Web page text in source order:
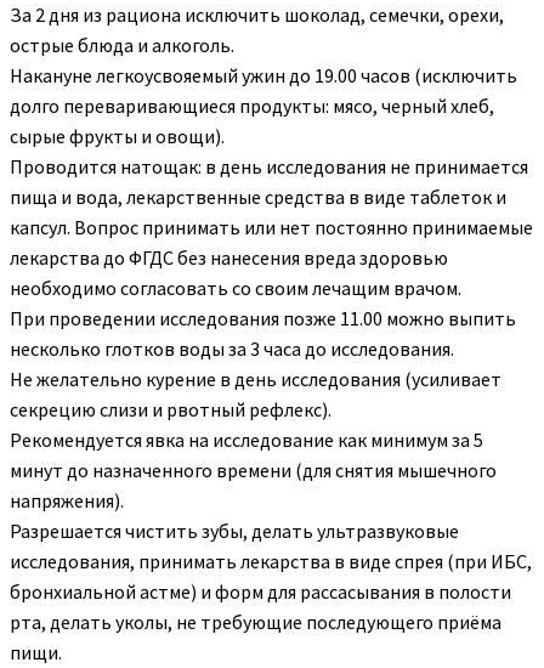
За 2 дня из рациона исключить шоколад, семечки, орехи,
острые блюда и алкоголь.
Накануне легкоусвояемый ужин до 19.00 часов (исключить
долго переваривающиеся продукты: мясо, черный хлеб,
сырые фрукты и овощи).
Проводится натощак: в день исследования не принимается
пища и вода, лекарственные средства в виде таблеток и
капсул. Вопрос принимать или нет постоянно принимаемые
лекарства до ФГДС без нанесения вреда здоровью
необходимо согласовать со своим лечащим врачом.
При проведении исследования позже 11.00 можно выпить
несколько глотков воды за 3 часа до исследования.
Не желательно курение в день исследования (усиливает
секрецию слизи и рвотный рефлекс).
Рекомендуется явка на исследование как минимум за 5
минут до назначенного времени (для снятия мышечного
напряжения).
Разрешается чистить зубы, делать ультразвуковые
исследования, принимать лекарства в виде спрея (при ИБС,
бронхиальной астме) и форм для рассасывания в полости
рта, делать уколы, не требующие последующего приёма
пищи.